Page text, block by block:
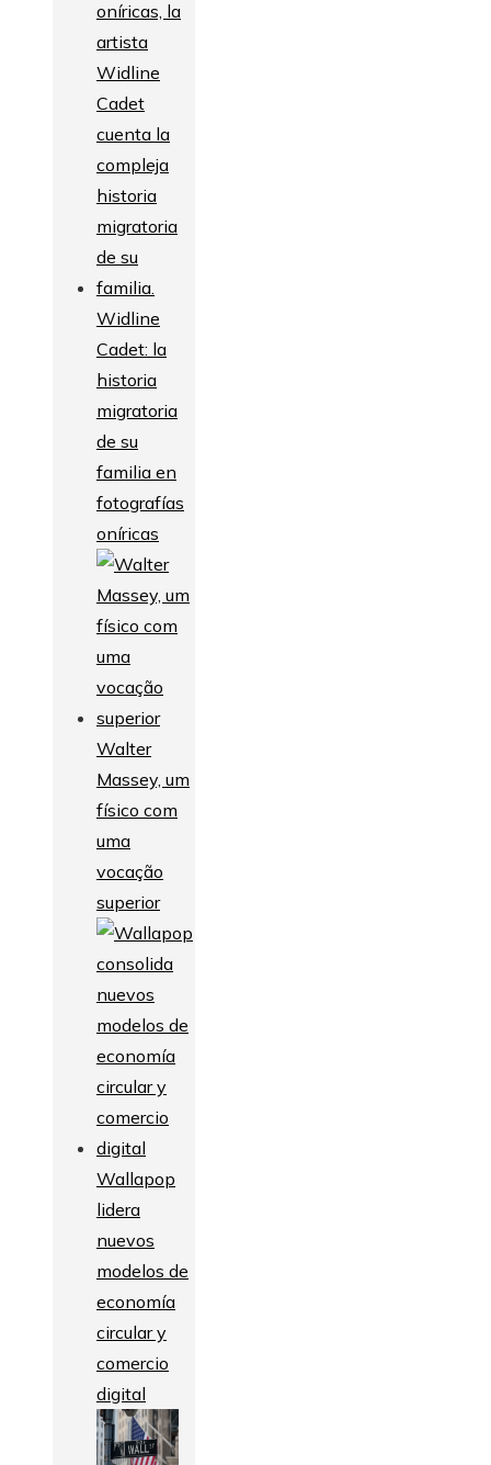
Widline
Cadet: la
historia
migratoria
de su
familia en
fotografías
oníricas
Walter
Massey, um
físico com
uma
vocação
superior
Wallapop
lidera
nuevos
modelos de
economía
circular y
comercio
digital